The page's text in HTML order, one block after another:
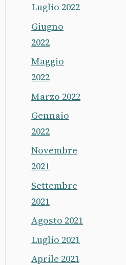
Luglio 2022
Giugno
2022
Maggio
2022
Marzo 2022
Gennaio
2022
Novembre
2021
Settembre
2021
Agosto 2021
Luglio 2021
Aprile 2021